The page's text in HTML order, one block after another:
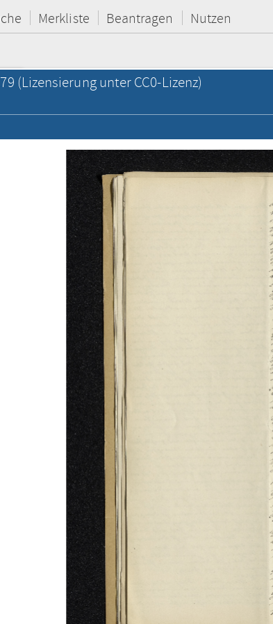
Merkliste Beantragen Nutzen
(Lizensierung unter CC0-Lizenz)